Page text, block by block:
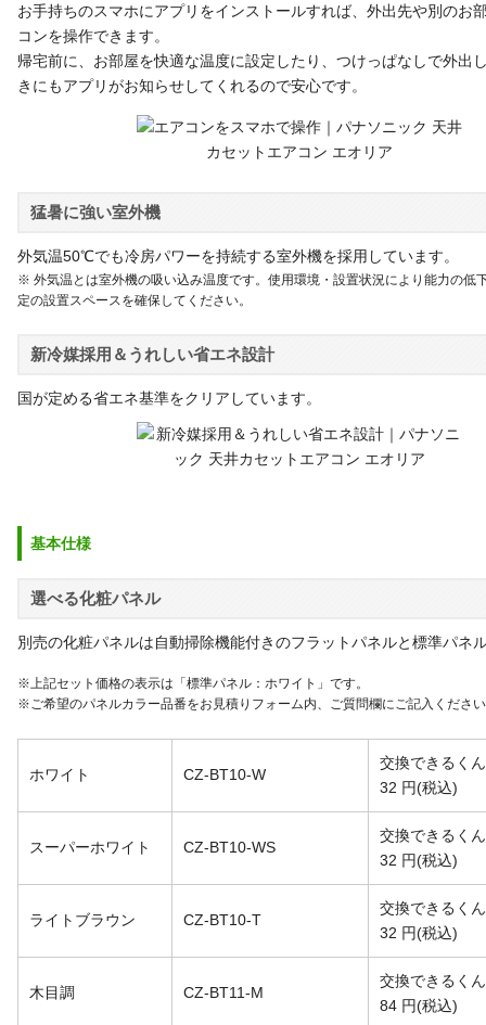
お手持ちのスマホにアプリをインストールすれば、外出先や別のお
コンを操作できます。
帰宅前に、お部屋を快適な温度に設定したり、つけっぱなしで外出
きにもアプリがお知らせしてくれるので安心です。
猛暑に強い室外機
外気温50℃でも冷房パワーを持続する室外機を採用しています。
※ 外気温とは室外機の吸い込み温度です。使用環境・設置状況により能力の低
定の設置スペースを確保してください。
新冷媒採用＆うれしい省エネ設計
国が定める省エネ基準をクリアしています。
基本仕様
選べる化粧パネル
別売の化粧パネルは自動掃除機能付きのフラットパネルと標準パネ
※上記セット価格の表示は「標準パネル：ホワイト」です。
※ご希望のパネルカラー品番をお見積りフォーム内、ご質問欄にご記入くださ
ホワイト CZ-BT10-W
交換できるく
32 円(税込)
スーパーホワイト CZ-BT10-WS
交換できるく
32 円(税込)
ライトブラウン CZ-BT10-T
交換できるく
32 円(税込)
木目調 CZ-BT11-M
交換できるく
84 円(税込)